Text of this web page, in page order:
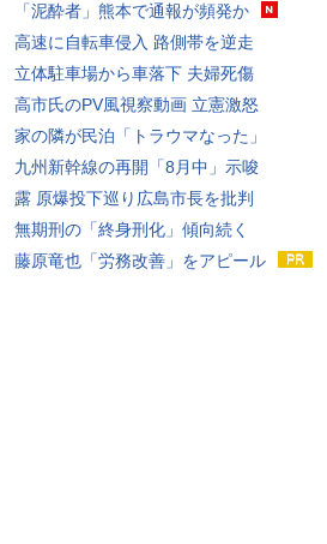
「泥酔者」熊本で通報が頻発か
高速に自転車侵入 路側帯を逆走
立体駐車場から車落下 夫婦死傷
高市氏のPV風視察動画 立憲激怒
家の隣が民泊「トラウマなった」
九州新幹線の再開「8月中」示唆
露 原爆投下巡り広島市長を批判
無期刑の「終身刑化」傾向続く
藤原竜也「労務改善」をアピール